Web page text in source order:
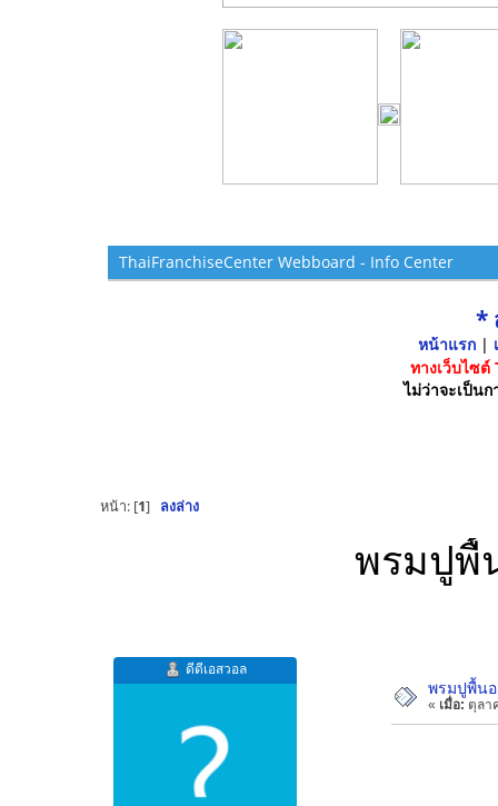
ThaiFranchiseCenter Webboard - Info Center
*
หน้าแรก|
ทางเว็บไซ
ไม่ว่าจะเป็น
หน้า: [1] ลงล่าง
พรมปูพื้
ดีดีเอสวอล
พรมปูพื้น
« เมื่อ: ตุลา